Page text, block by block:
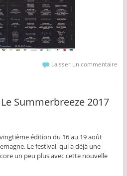
Laisser un commentaire
Le Summerbreeze 2017
édition du 16 au 19 août
Le festival, qui a déjà une
un peu plus avec cette nouvelle